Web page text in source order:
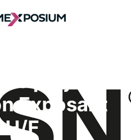
de projet
Exposant
H/F